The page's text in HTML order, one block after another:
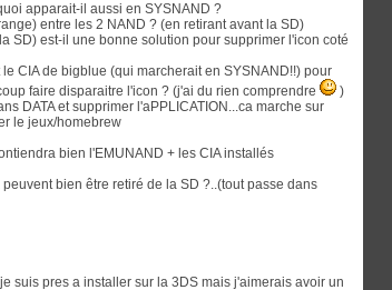
apparait-il aussi en SYSNAND ?
entre les 2 NAND ? (en retirant avant la SD)
SD) est-il une bonne solution pour supprimer l'icon coté
CIA de bigblue (qui marcherait en SYSNAND!!) pour
faire disparaitre l'icon ? (j'ai du rien comprendre
)
DATA et supprimer l'aPPLICATION...ca marche sur
le jeux/homebrew
bien l'EMUNAND + les CIA installés
bien être retiré de la SD ?..(tout passe dans
suis pres a installer sur la 3DS mais j'aimerais avoir un